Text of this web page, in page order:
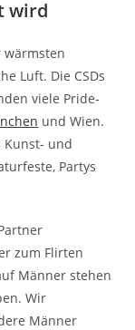
wird
wärmsten
Luft. Die CSDs
viele Pride-
und Wien.
Kunst- und
Partys
zum Flirten
Männer stehen
Wir
Männer